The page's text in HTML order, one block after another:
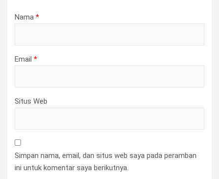
Nama *
Email *
Situs Web
Simpan nama, email, dan situs web saya pada peramban
ini untuk komentar saya berikutnya.